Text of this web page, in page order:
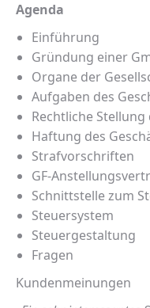
Agenda
Einführung
Gründung einer
Organe der
Aufgaben des
Rechtliche
Haftung des
Strafvorschriften
GF-
Schnittstelle zum
Steuersystem
Steuergestaltung
Fragen
Kundenmeinungen